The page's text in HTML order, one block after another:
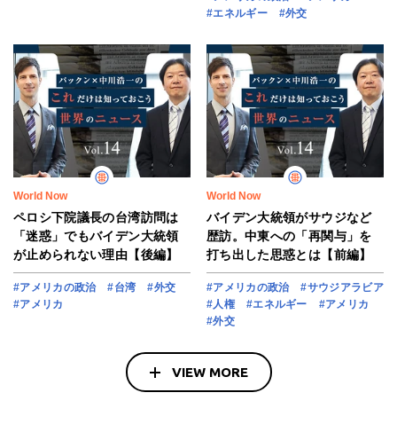
#エネルギー
#外交
World Now
ペロシ下院議長の台湾訪問は
「迷惑」でもバイデン大統領
が止められない理由【後編】
#アメリカの政治 #台湾
#外交
#アメリカ
World Now
バイデン大統領がサウジなど
歴訪。中東への「再関与」を
打ち出した思惑とは【前編】
#アメリカの政治
#サウジアラビア
#人権
#エネルギー
#アメリカ
#外交
VIEW MORE